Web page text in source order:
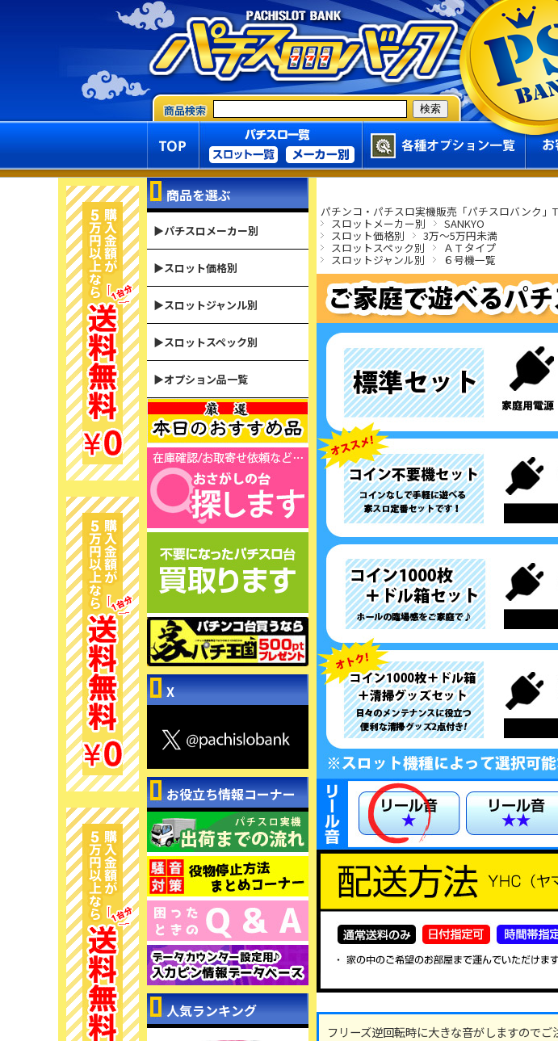
パチンコ・パチスロ実機販売「パチスロバンク」
スロットメーカー別 SANKYO
スロット価格別 3万～5万円未満
スロットスペック別 ＡＴタイプ
スロットジャンル別 ６号機一覧
フリーズ逆回転時に大きな音がしますので
商品を選ぶ
▶パチスロメーカー別
▶スロット価格別
▶スロットジャンル別
▶スロットスペック別
▶オプション品一覧
X
お役立ち情報コーナー
人気ランキング